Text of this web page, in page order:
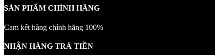
SẢN PHẨM CHÍNH HÃNG
Cam kết hàng chính hãng 100%
NHẬN HÀNG TRẢ TIỀN